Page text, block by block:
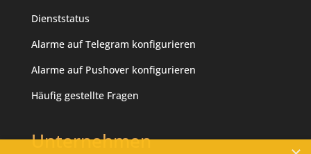
Dienststatus
Alarme auf Telegram konfigurieren
Alarme auf Pushover konfigurieren
Häufig gestellte Fragen
Unternehmen